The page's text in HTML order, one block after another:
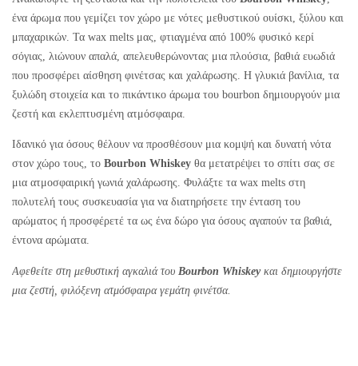
ένα άρωμα που γεμίζει τον χώρο με νότες μεθυστικού ουίσκι, ξύλου και
μπαχαρικών. Τα wax melts μας, φτιαγμένα από 100% φυσικό κερί
σόγιας, λιώνουν απαλά, απελευθερώνοντας μια πλούσια, βαθιά ευωδιά
που προσφέρει αίσθηση φινέτσας και χαλάρωσης. Η γλυκιά βανίλια, τα
ξυλώδη στοιχεία και το πικάντικο άρωμα του bourbon δημιουργούν μια
ζεστή και εκλεπτυσμένη ατμόσφαιρα.
Ιδανικό για όσους θέλουν να προσθέσουν μια κομψή και δυνατή νότα
στον χώρο τους, το Bourbon Whiskey θα μετατρέψει το σπίτι σας σε
μια ατμοσφαιρική γωνιά χαλάρωσης. Φυλάξτε τα wax melts στη
πολυτελή τους συσκευασία για να διατηρήσετε την ένταση του
αρώματος ή προσφέρετέ τα ως ένα δώρο για όσους αγαπούν τα βαθιά,
έντονα αρώματα.
Αφεθείτε στη μεθυστική αγκαλιά του Bourbon Whiskeyκαι δημιουργήστε
μια ζεστή, φιλόξενη ατμόσφαιρα γεμάτη φινέτσα.